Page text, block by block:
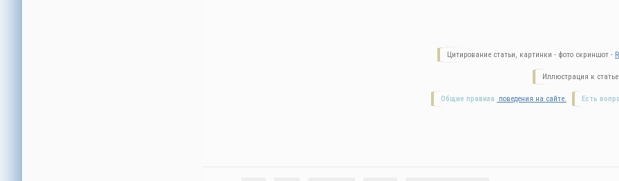
Цитирование статьи, картинки - фото скриншот -
Иллюстрация к
Есть
Общие правила поведения на сайте.